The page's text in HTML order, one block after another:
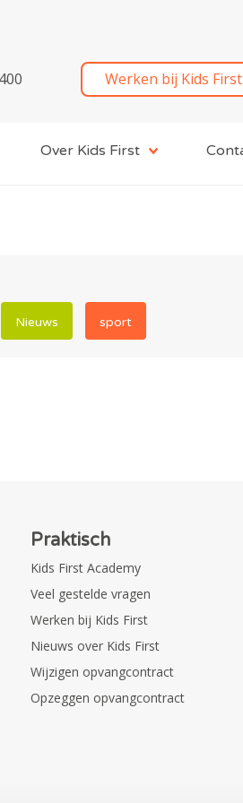
Werken bij Kids
Over Kids First
Nieuws sport
Praktisch
Kids First Academy
Veel gestelde vragen
Werken bij Kids First
Nieuws over Kids First
Wijzigen opvangcontract
Opzeggen opvangcontract